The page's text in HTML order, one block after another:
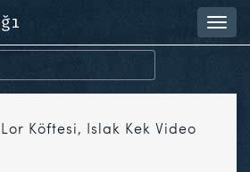
Köftesi, Islak Kek Video